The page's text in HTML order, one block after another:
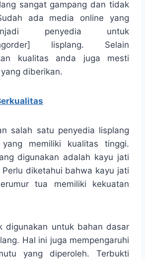
sangat gampang dan tidak
ada media online yang
penyedia untuk
lisplang. Selain
kualitas anda juga mesti
diberikan.
salah satu penyedia lisplang
memiliki kualitas tinggi.
digunakan adalah kayu jati
diketahui bahwa kayu jati
tua memiliki kekuatan
digunakan untuk bahan dasar
Hal ini juga mempengaruhi
yang diperoleh. Terbukti